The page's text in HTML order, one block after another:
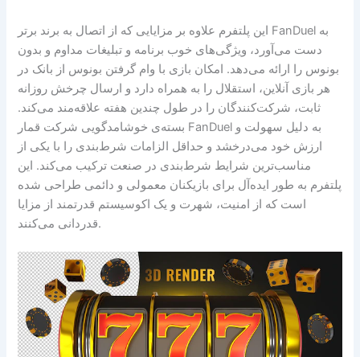
این پلتفرم علاوه بر مزایایی که از اتصال به برند برتر FanDuel به
دست می‌آورد، ویژگی‌های خوب برنامه و تبلیغات مداوم و بدون
بونوس را ارائه می‌دهد. امکان بازی با وام گرفتن بونوس از بانک در
هر بازی آنلاین، استقلال را به همراه دارد و ارسال چرخش روزانه
ثابت، شرکت‌کنندگان را در طول چندین هفته علاقه‌مند می‌کند.
بسته‌ی خوشامدگویی شرکت قمار FanDuel به دلیل سهولت و
ارزش خود می‌درخشد و حداقل الزامات شرط‌بندی را با یکی از
مناسب‌ترین شرایط شرط‌بندی در صنعت ترکیب می‌کند. این
پلتفرم به طور ایده‌آل برای بازیکنان معمولی و دائمی طراحی شده
است که از امنیت، شهرت و یک اکوسیستم قدرتمند از مزایا
قدردانی می‌کنند.